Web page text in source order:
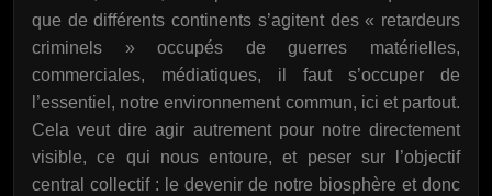
que de différents continents s’agitent des « retardeurs
criminels » occupés de guerres matérielles,
commerciales, médiatiques, il faut s’occuper de
l’essentiel, notre environnement commun, ici et partout.
Cela veut dire agir autrement pour notre directement
visible, ce qui nous entoure, et peser sur l’objectif
central collectif : le devenir de notre biosphère et donc